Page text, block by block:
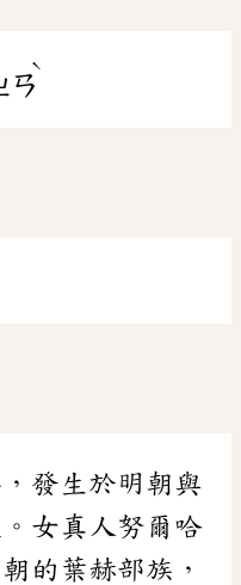
ㄢ
ˋ
發生於明朝與
女真人努爾哈
的葉赫部族，